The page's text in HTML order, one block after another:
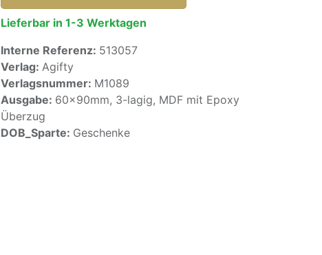
Lieferbar in 1-3 Werktagen
Interne Referenz: 513057
Verlag: Agifty
Verlagsnummer: M1089
Ausgabe: 60x90mm, 3-lagig, MDF mit Epoxy
Überzug
DOB_Sparte: Geschenke